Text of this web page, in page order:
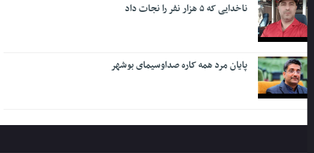
ناخدایی که ۵ هزار نفر را نجات داد
پایان مرد همه کاره صداوسیمای بوشهر